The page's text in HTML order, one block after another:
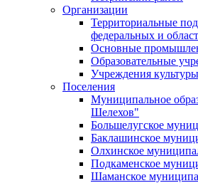
Организации
Территориальные
федеральных и
Основные
Образовательные
Учреждения
Поселения
Муниципальное
Шелехов"
Большелугское
Баклашинское
Олхинское
Подкаменское
Шаманское